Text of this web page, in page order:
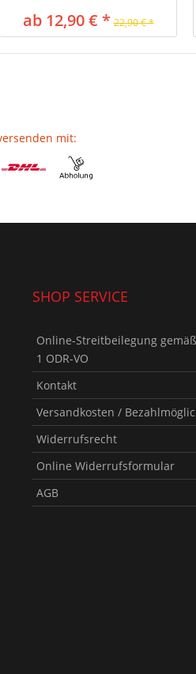
ab 12,90 € * 22,90 € *
mit:
SHOP SERVICE
Online-Streitbeilegung
1 ODR-VO
Kontakt
Versandkosten /
Widerrufsrecht
Online Widerrufsformular
AGB